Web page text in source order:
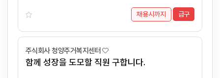
채용시까지 급구
주식회사 청양주거복지센터
함께 성장을 도모할 직원 구합니다.